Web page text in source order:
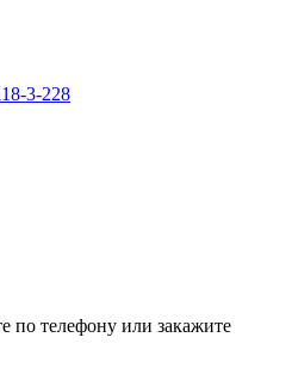
3-228
по телефону или закажите